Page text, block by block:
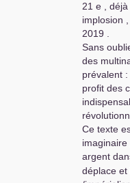
21 e , déjà
implosion
2019 .
Sans
des
prévalent
profit des
Ce texte
imaginaire
argent
déplace et